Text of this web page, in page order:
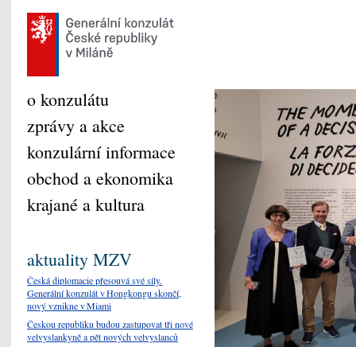
o konzulátu
zprávy a akce
konzulární informace
obchod a ekonomika
krajané a kultura
aktuality MZV
Česká diplomacie přesouvá své síly.
Generální konzulát v Hongkongu skončí,
nový vznikne v Miami
Českou republiku budou zastupovat tři nové
velvyslankyně a pět nových velvyslanců